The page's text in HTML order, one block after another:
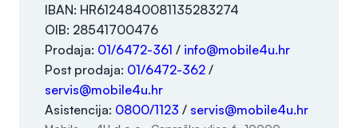
IBAN: HR6124840081135283274
OIB: 28541700476
Prodaja: 01/6472-361 / info@mobile4u.hr
Post prodaja: 01/6472-362 /
servis@mobile4u.hr
Asistencija: 0800/1123 / servis@mobile4u.hr